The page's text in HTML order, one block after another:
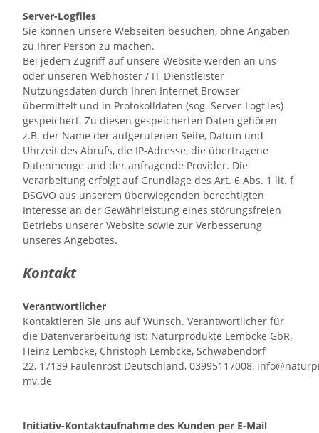
Server-Logfiles
Sie können unsere Webseiten besuchen, ohne Angaben
zu Ihrer Person zu machen.
Bei jedem Zugriff auf unsere Website werden an uns
oder unseren Webhoster / IT-Dienstleister
Nutzungsdaten durch Ihren Internet Browser
übermittelt und in Protokolldaten (sog. Server-Logfiles)
gespeichert. Zu diesen gespeicherten Daten gehören
z.B. der Name der aufgerufenen Seite, Datum und
Uhrzeit des Abrufs, die IP-Adresse, die übertragene
Datenmenge und der anfragende Provider. Die
Verarbeitung erfolgt auf Grundlage des Art. 6 Abs. 1 lit. f
DSGVO aus unserem überwiegenden berechtigten
Interesse an der Gewährleistung eines störungsfreien
Betriebs unserer Website sowie zur Verbesserung
unseres Angebotes.
Kontakt
Verantwortlicher
Kontaktieren Sie uns auf Wunsch. Verantwortlicher für
die Datenverarbeitung ist: Naturprodukte Lembcke GbR,
Heinz Lembcke, Christoph Lembcke, Schwabendorf
22, 17139 Faulenrost Deutschland, 03995117008,
mv.de
Initiativ-Kontaktaufnahme des Kunden per E-Mail